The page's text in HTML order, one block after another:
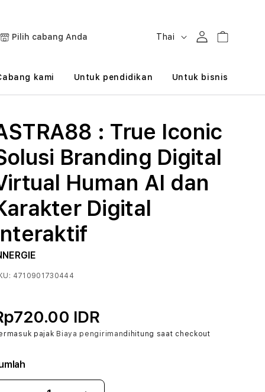
Pilih cabang Anda
B
h
a
Thai MasukKeranjang
kami Untuk pendidikan Untuk bisnis
: True Iconic
Branding Digital
Human AI dan
Digital
4710901730444
IDR
pajak Biaya pengirimandihitung saat checkout